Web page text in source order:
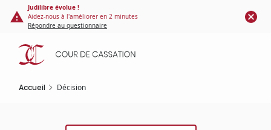
Panneau de gestion des cookies
contenu
principal
Judilibre évolue !
Aidez-nous à l'améliorer en 2 minutes
Répondre au questionnaire
Accueil Décision